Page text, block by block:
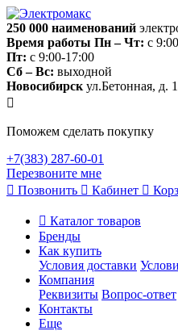
250 000 наименований
Время работы Пн – Чт: с
Пт: с 9:00-17:00
Сб – Вс: выходной
Новосибирск ул.Бетонная, д.
Поможем сделать покупку
+7(383) 287-60-01
Перезвоните мне
Позвонить
Кабинет
Каталог товаров
Бренды
Как купить
Условия доставки
Компания
Реквизиты Вопрос-ответ
Контакты
Еще